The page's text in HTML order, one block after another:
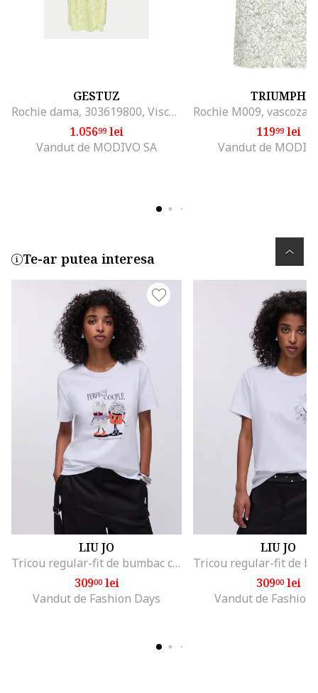
GESTUZ
Rochie dama, 303619800, Viscoza, Galben, Galben
1.05699lei
Vandut de MODIVO SA
TRIUMPH
11999lei
Vandut de
Te-ar putea interesa
LIU JO
Tricou regular-fit de bumbac cu aplicatie din strasuri, Alb/Negru/Portocaliu mandarina
30900lei
Vandut de Fashion Days
LIU JO
30900lei
Vandut de Fashion